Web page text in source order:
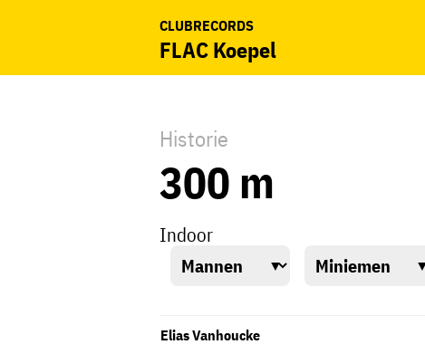
CLUBRECORDS
FLAC Koepel
Historie
300 m
Indoor
Elias Vanhoucke